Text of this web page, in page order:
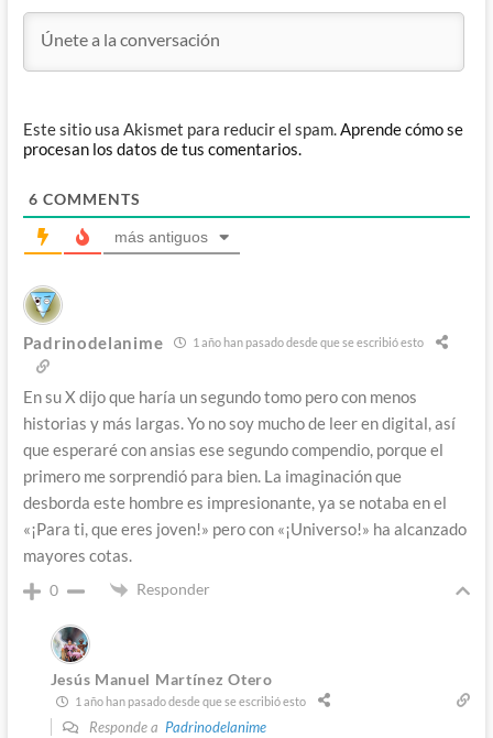
Este sitio usa Akismet para reducir el spam.Aprende cómo se
procesan los datos de tus comentarios.
6 COMMENTS
más antiguos
Padrinodelanime 1 año han pasado desde que se escribió esto
En su X dijo que haría un segundo tomo pero con menos
historias y más largas. Yo no soy mucho de leer en digital, así
que esperaré con ansias ese segundo compendio, porque el
primero me sorprendió para bien. La imaginación que
desborda este hombre es impresionante, ya se notaba en el
«¡Para ti, que eres joven!» pero con «¡Universo!» ha alcanzado
mayores cotas.
0 Responder
Jesús Manuel Martínez Otero
1 año han pasado desde que se escribió esto
Responde a Padrinodelanime